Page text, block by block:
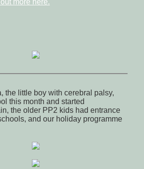
more here.
the little boy with cerebral palsy,
this month and started
the older PP2 kids had entrance
and our holiday programme